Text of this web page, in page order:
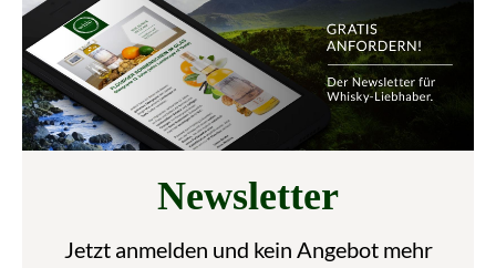
Newsletter
Jetzt anmelden und kein Angebot mehr